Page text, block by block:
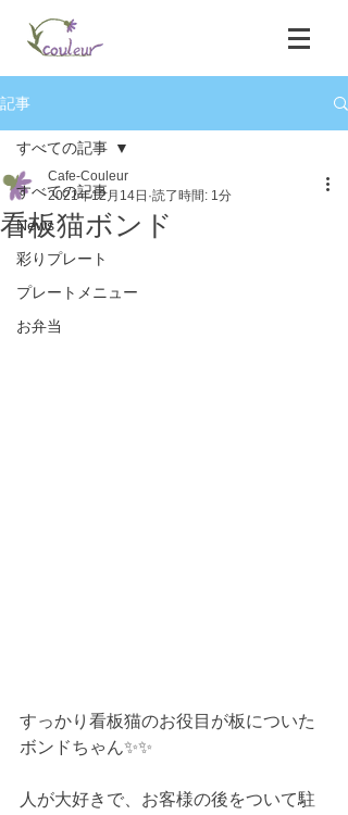
記事
すべての記事
News
彩りプレート
プレートメニュー
お弁当
すべての記事
看板猫ボンド
Cafe-Couleur
2021年12月14日 読了時間: 1分
すっかり看板猫のお役目が板についた
ボンドちゃん✨✨
人が大好きで、お客様の後をついて駐